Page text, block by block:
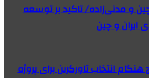
و مدنی‌زاده/ تاکید بر توسعه
ایران و چین